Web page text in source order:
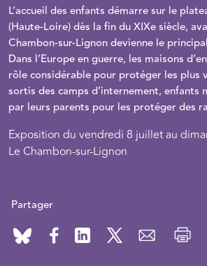
L’accueil des enfants démarre sur le
(Haute-Loire) dès la fin du XIXe siècle,
Chambon-sur-Lignon devienne le
Dans l’Europe en guerre, les maisons
rôle considérable pour protéger les plus
sortis des camps d’internement, enfants
par leurs parents pour les protéger des
Exposition du vendredi 8 juillet au
Le Chambon-sur-Lignon
Partager